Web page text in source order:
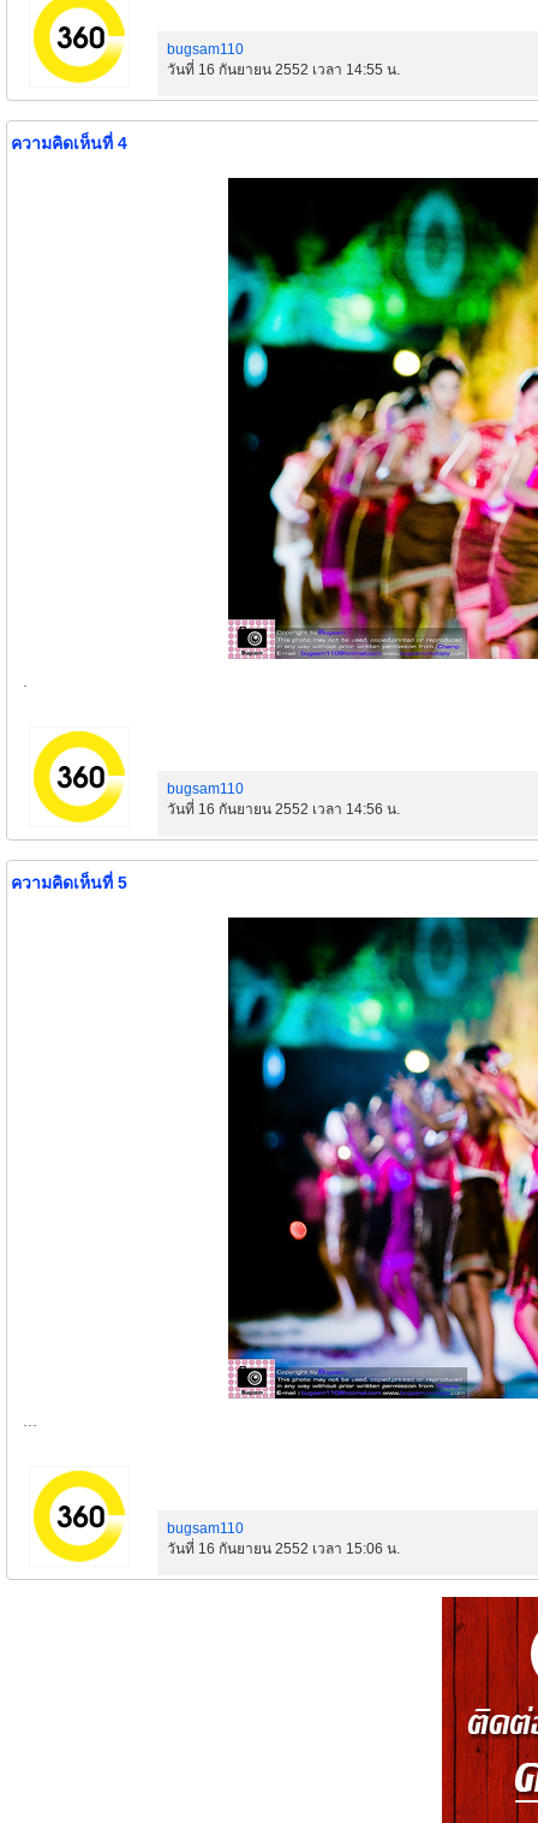
bugsam110
วันที่ 16 กันยายน 2552 เวลา 14:55 น.
ความคิดเห็นที่ 4
bugsam110
วันที่ 16 กันยายน 2552 เวลา 14:56 น.
ความคิดเห็นที่ 5
bugsam110
วันที่ 16 กันยายน 2552 เวลา 15:06 น.